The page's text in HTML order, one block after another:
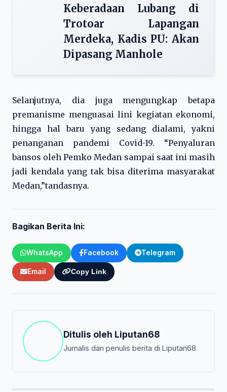
Keberadaan Lubang di
Trotoar Lapangan
Merdeka, Kadis PU: Akan
Dipasang Manhole
Selanjutnya, dia juga mengungkap betapa
premanisme menguasai lini kegiatan ekonomi,
hingga hal baru yang sedang dialami, yakni
penanganan pandemi Covid-19. “Penyaluran
bansos oleh Pemko Medan sampai saat ini masih
jadi kendala yang tak bisa diterima masyarakat
Medan,”tandasnya.
Bagikan Berita Ini:
WhatsApp Facebook Telegram
Email Copy Link
Ditulis oleh Liputan68
Jurnalis dan penulis berita di Liputan68.